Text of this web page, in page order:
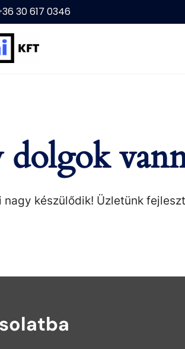
30 617 0346
nagy készülődik! Üzletünk